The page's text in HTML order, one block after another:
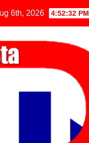
6th, 2026 4:52:32 PM